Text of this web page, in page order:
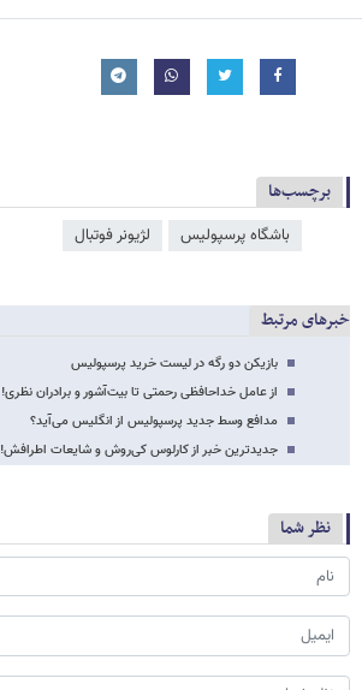
برچسب‌ها
باشگاه پرسپولیس لژیونر فوتبال
خبرهای مرتبط
بازیکن دو رگه در لیست خرید پرسپولیس
از عامل خداحافظی رحمتی تا بیت‌آشور و برادران نظری!
مدافع وسط جدید پرسپولیس از انگلیس می‌آید؟
جدیدترین خبر از کارلوس کی‌روش و شایعات اطرافش!
نظر شما